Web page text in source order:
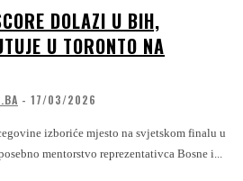
DOLAZI U BIH,
U TORONTO NA
- 17/03/2026
izboriće mjesto na svjetskom finalu u
mentorstvo reprezentativca Bosne i...